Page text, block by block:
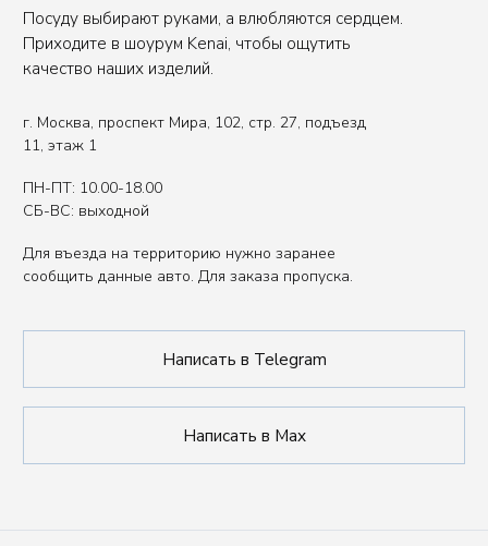
Телефон
+7 (926) 550-71-84
office@kenaiceramics.ru
ХОРЕКА/HoReCa?
Оставьте свои контакты, чтобы получить
Связаться с нами